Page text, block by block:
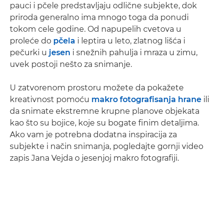
pauci i pčele predstavljaju odlične subjekte, dok
priroda generalno ima mnogo toga da ponudi
tokom cele godine. Od napupelih cvetova u
proleće do pčela i leptira u leto, zlatnog lišća i
pečurki u jesen i snežnih pahulja i mraza u zimu,
uvek postoji nešto za snimanje.
U zatvorenom prostoru možete da pokažete
kreativnost pomoću makro fotografisanja hrane ili
da snimate ekstremne krupne planove objekata
kao što su bojice, koje su bogate finim detaljima.
Ako vam je potrebna dodatna inspiracija za
subjekte i način snimanja, pogledajte gornji video
zapis Jana Vejda o jesenjoj makro fotografiji.